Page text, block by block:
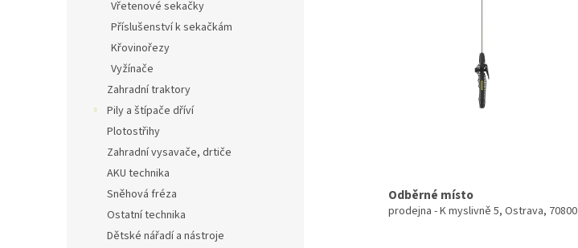
Vřetenové sekačky
Příslušenství k sekačkám
Křovinořezy
Vyžínače
Zahradní traktory
Pily a štípače dříví
Plotostřihy
Zahradní vysavače, drtiče
AKU technika
Sněhová fréza
Ostatní technika
Dětské nářadí a nástroje
Odběrné místo
prodejna - K myslivně 5, Ostrava, 70800